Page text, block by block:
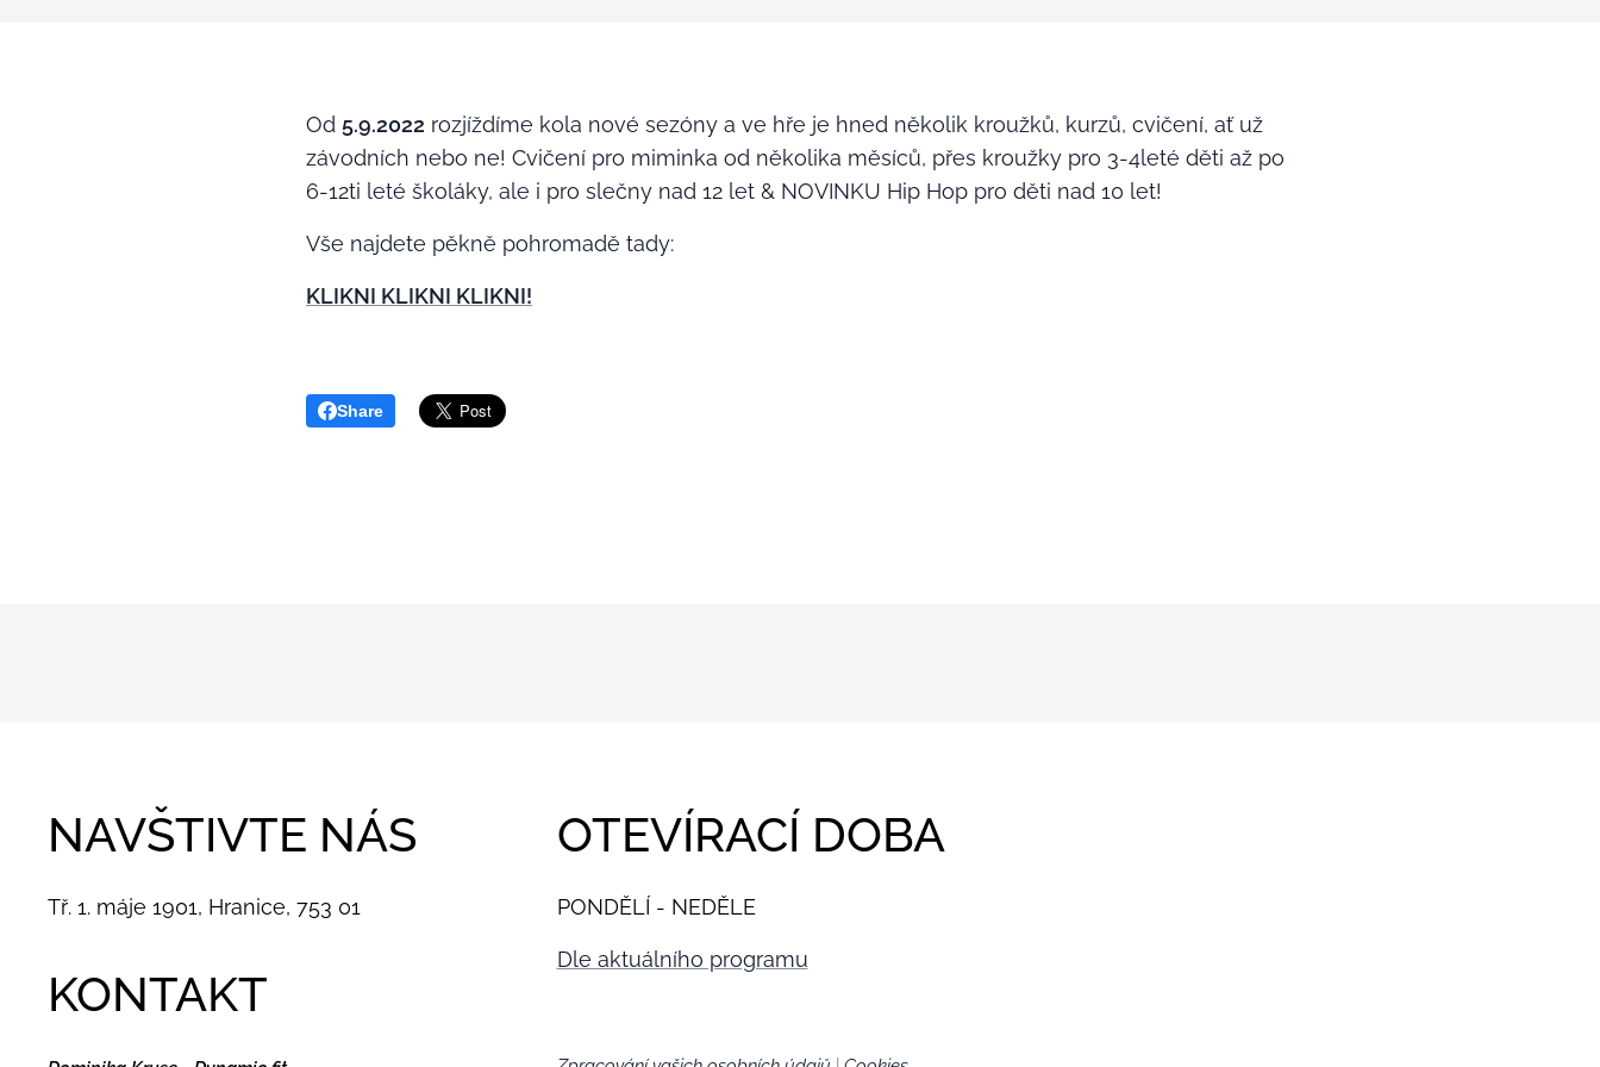
Od 5.9.2022 rozjíždíme kola nové sezóny a ve hře je hned několik kroužků, kurzů, cvičení, ať už
závodních nebo ne! Cvičení pro miminka od několika měsíců, přes kroužky pro 3-4leté děti až po
6-12ti leté školáky, ale i pro slečny nad 12 let & NOVINKU Hip Hop pro děti nad 10 let!
Vše najdete pěkně pohromadě tady:
KLIKNI KLIKNI KLIKNI!
Share
NAVŠTIVTE NÁS
Tř. 1. máje 1901, Hranice, 753 01
KONTAKT
OTEVÍRACÍ DOBA
PONDĚLÍ - NEDĚLE
Dle aktuálního programu